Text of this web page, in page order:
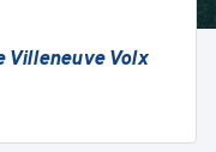
Villeneuve Volx